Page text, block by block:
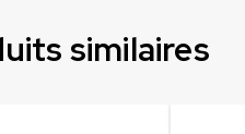
similaires